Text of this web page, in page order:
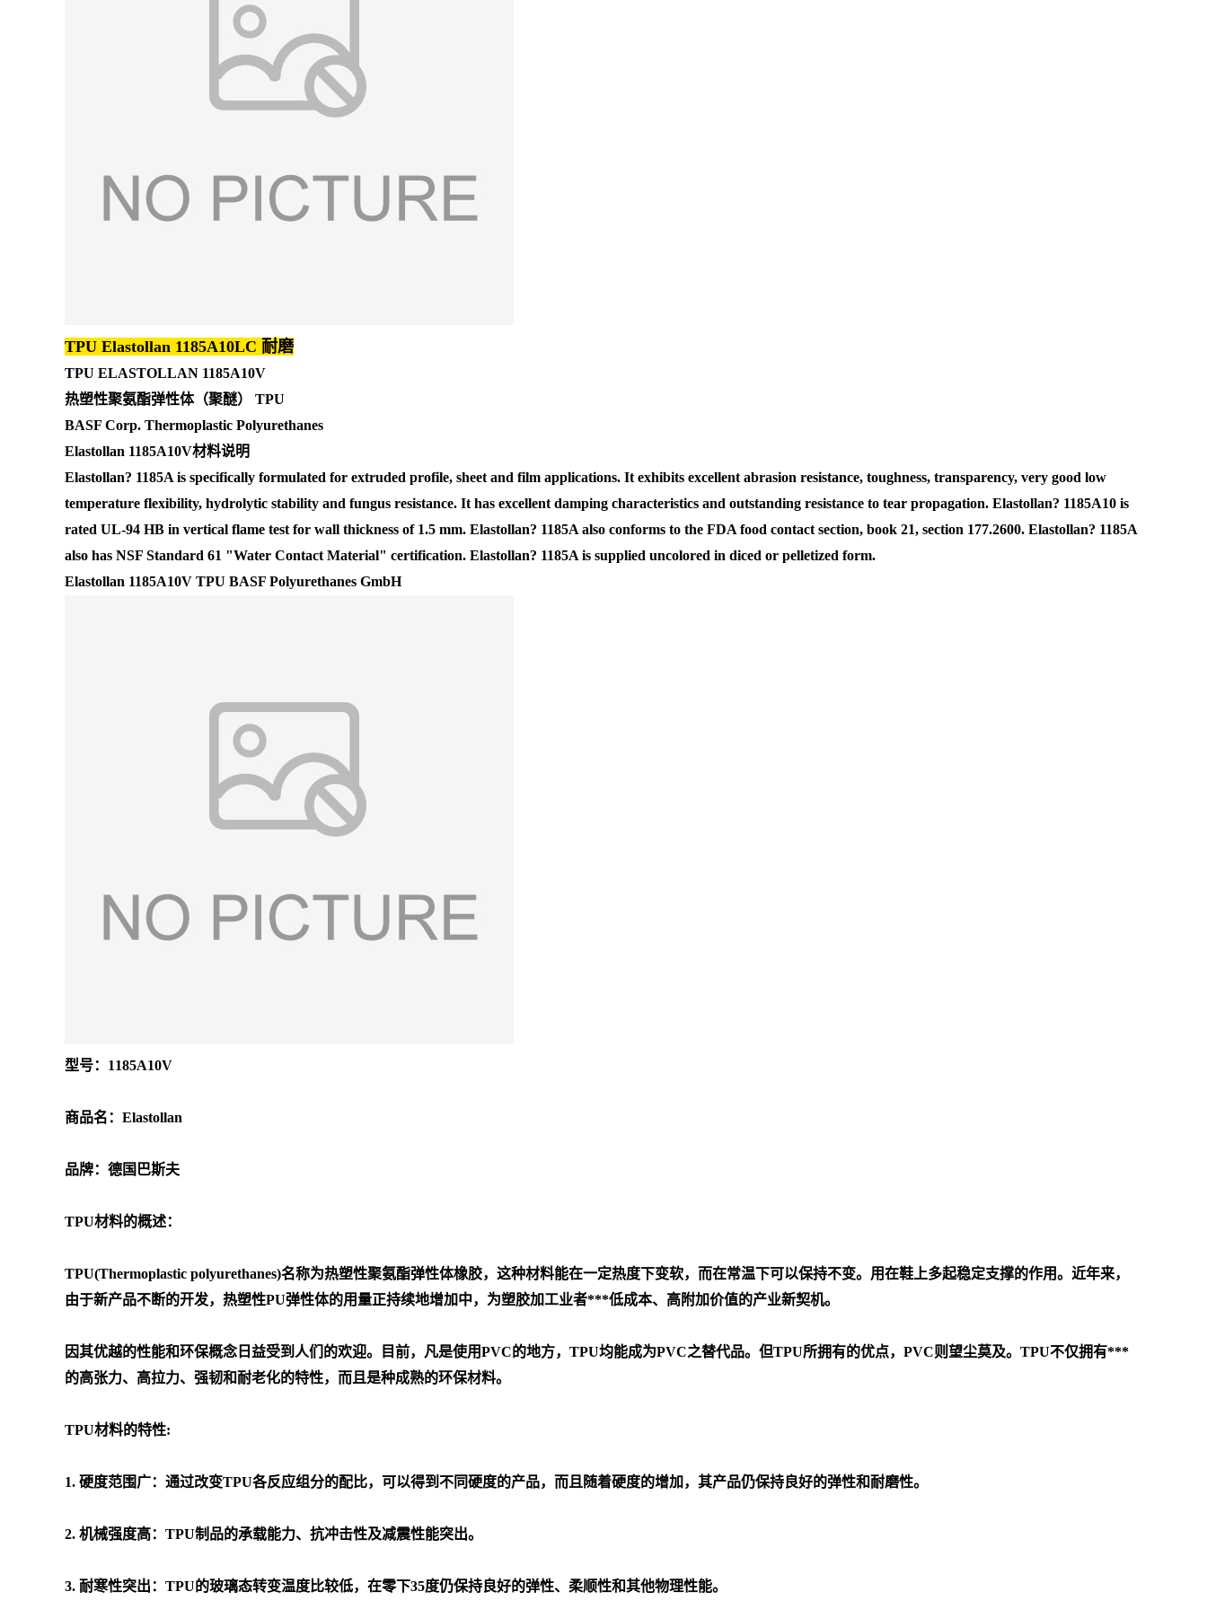
TPU Elastollan 1185A10LC 耐磨
TPU ELASTOLLAN 1185A10V
热塑性聚氨酯弹性体（聚醚） TPU
BASF Corp. Thermoplastic Polyurethanes
Elastollan 1185A10V材料说明
Elastollan? 1185A is specifically formulated for extruded profile, sheet and film applications. It exhibits excellent abrasion resistance, toughness, transparency, very good low
temperature flexibility, hydrolytic stability and fungus resistance. It has excellent damping characteristics and outstanding resistance to tear propagation. Elastollan? 1185A10 is
rated UL-94 HB in vertical flame test for wall thickness of 1.5 mm. Elastollan? 1185A also conforms to the FDA food contact section, book 21, section 177.2600. Elastollan? 1185A
also has NSF Standard 61 "Water Contact Material" certification. Elastollan? 1185A is supplied uncolored in diced or pelletized form.
Elastollan 1185A10V TPU BASF Polyurethanes GmbH
型号：1185A10V
商品名：Elastollan
品牌：德国巴斯夫
TPU材料的概述：
TPU(Thermoplastic polyurethanes)名称为热塑性聚氨酯弹性体橡胶，这种材料能在一定热度下变软，而在常温下可以保持不变。用在鞋上多起稳定支撑的作用。近年来，
由于新产品不断的开发，热塑性PU弹性体的用量正持续地增加中，为塑胶加工业者***低成本、高附加价值的产业新契机。
因其优越的性能和环保概念日益受到人们的欢迎。目前，凡是使用PVC的地方，TPU均能成为PVC之替代品。但TPU所拥有的优点，PVC则望尘莫及。TPU不仅拥有***
的高张力、高拉力、强韧和耐老化的特性，而且是种成熟的环保材料。
TPU材料的特性:
1. 硬度范围广：通过改变TPU各反应组分的配比，可以得到不同硬度的产品，而且随着硬度的增加，其产品仍保持良好的弹性和耐磨性。
2. 机械强度高：TPU制品的承载能力、抗冲击性及减震性能突出。
3. 耐寒性突出：TPU的玻璃态转变温度比较低，在零下35度仍保持良好的弹性、柔顺性和其他物理性能。